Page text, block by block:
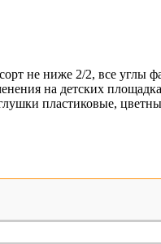
не ниже 2/2, все углы
на детских
пластиковые,